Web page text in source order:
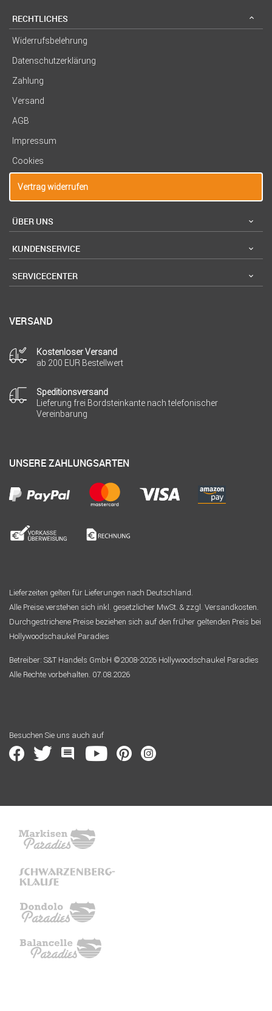
RECHTLICHES
Widerrufsbelehrung
Datenschutzerklärung
Zahlung
Versand
AGB
Impressum
Cookies
Vertrag widerrufen
ÜBER UNS
KUNDENSERVICE
SERVICECENTER
VERSAND
Kostenloser Versand
ab 200 EUR Bestellwert
Speditionsversand
Lieferung frei Bordsteinkante nach telefonischer
Vereinbarung
UNSERE ZAHLUNGSARTEN
Lieferzeiten gelten für Lieferungen nach Deutschland.
Alle Preise verstehen sich inkl. gesetzlicher MwSt. & zzgl. Versandkosten.
Durchgestrichene Preise beziehen sich auf den früher geltenden Preis bei
Hollywoodschaukel Paradies
Betreiber: S&T Handels GmbH ©2008-2026 Hollywoodschaukel Paradies
Alle Rechte vorbehalten. 07.08.2026
Besuchen Sie uns auch auf